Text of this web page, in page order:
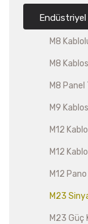
M8
M8
M8
M9
M12
M12
M12
M23
M23 Güç